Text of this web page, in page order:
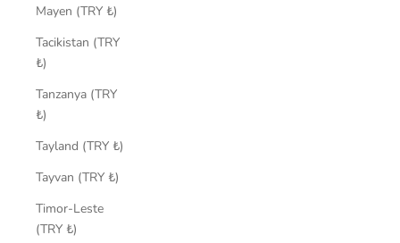
Mayen (TRY ₺)
Tacikistan (TRY
₺)
Tanzanya (TRY
₺)
Tayland (TRY ₺)
Tayvan (TRY ₺)
Timor-Leste
(TRY ₺)